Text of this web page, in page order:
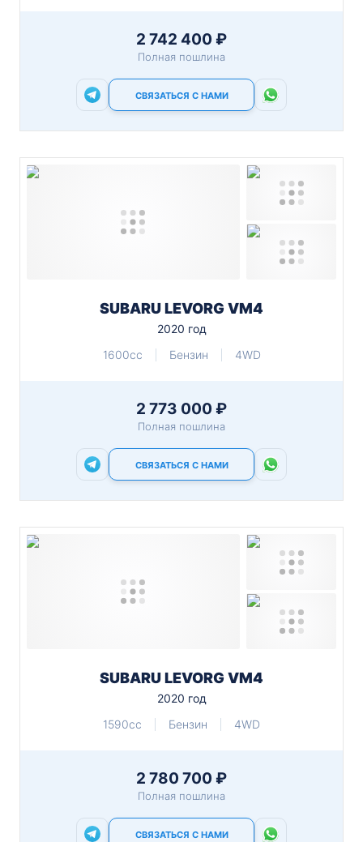
2 742 400 ₽
Полная пошлина
СВЯЗАТЬСЯ С НАМИ
SUBARU LEVORG VM4
2020 год
1600cc
Бензин 4WD
2 773 000 ₽
Полная пошлина
СВЯЗАТЬСЯ С НАМИ
SUBARU LEVORG VM4
2020 год
1590cc
Бензин 4WD
2 780 700 ₽
Полная пошлина
СВЯЗАТЬСЯ С НАМИ